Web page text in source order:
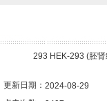
293 HEK-293 (胚
更新日期： 2024-08-29